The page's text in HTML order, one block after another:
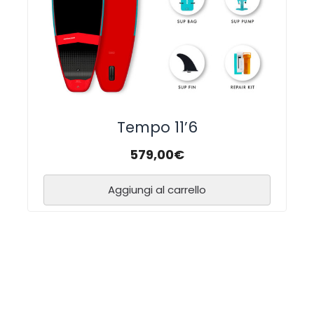
Tempo 11’6
579,00€
Aggiungi al carrello